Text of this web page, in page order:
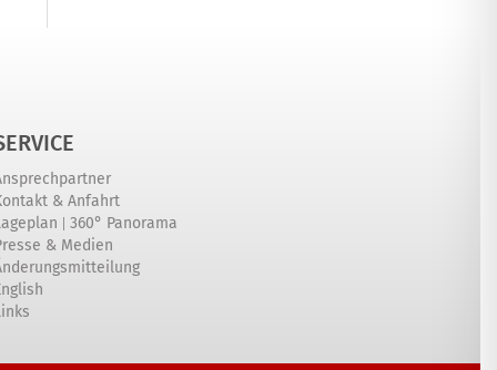
& Anfahrt
| 360° Panorama
& Medien